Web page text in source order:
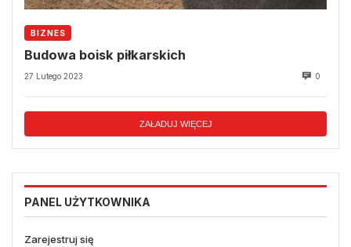
BIZNES
Budowa boisk piłkarskich
27 Lutego 2023 0
ZAŁADUJ WIĘCEJ
PANEL UŻYTKOWNIKA
Zarejestruj się